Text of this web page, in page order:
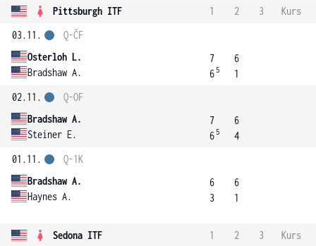
Pittsburgh ITF 1 2 3
Kurs
03.11.
Osterloh L.
Bradshaw A.
Q-ČF
7
6 5
6
1
02.11.
Bradshaw A.
Steiner E.
Q-OF
7
6 5
6
4
01.11.
Bradshaw A.
Haynes A.
Q-1K
6
3
6
1
Sedona ITF 1 2 3
Kurs